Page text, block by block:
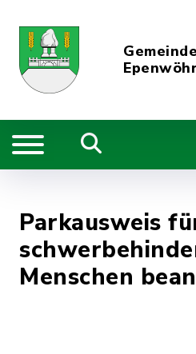
Gemeinde
Parkausweis
Menschen